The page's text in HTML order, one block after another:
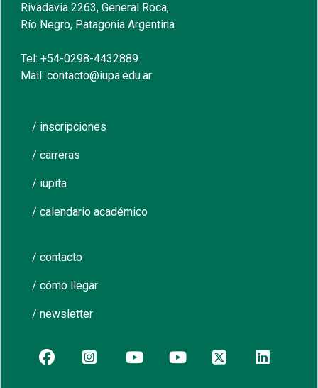
Rivadavia 2263, General Roca,
Río Negro, Patagonia Argentina
Tel: +54-0298-4432889
Mail: contacto@iupa.edu.ar
/ inscripciones
/ carreras
/ iupita
/ calendario académico
/ contacto
/ cómo llegar
/ newsletter